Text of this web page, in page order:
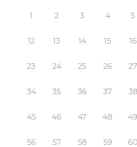
1 2 3 4 5
12 13 14 15 16
23 24 25 26 27
34 35 36 37 38
45 46 47 48 49
56 57 58 59 60